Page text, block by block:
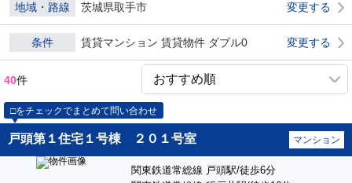
地域・路線 茨城県取手市 変更する
条件 賃貸マンション 賃貸物件 ダブル0 変更する
40件
□をチェックでまとめて問い合わせ
戸頭第１住宅１号棟 ２０１号室 マンション
関東鉄道常総線 戸頭駅/徒歩6分